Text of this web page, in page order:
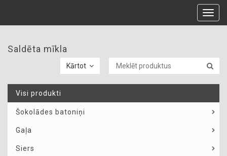
Saldēta mīkla
Kārtot
Visi produkti
Šokolādes batoniņi
Gaļa
Siers